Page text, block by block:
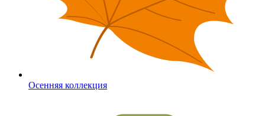
Осенняя коллекция